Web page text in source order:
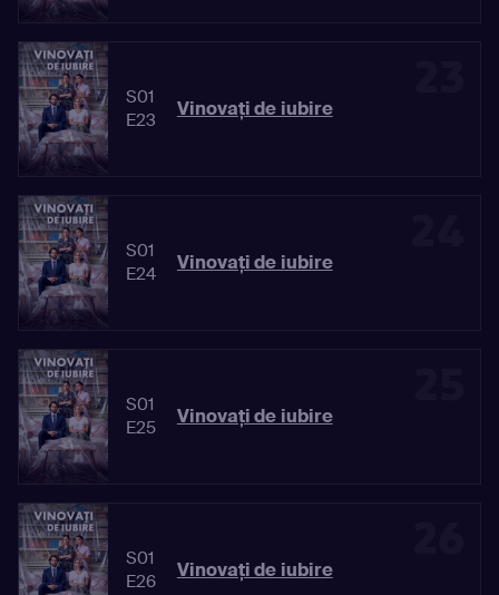
S01
E23
Vinovaţi de iubire
S01
E24
Vinovaţi de iubire
S01
E25
Vinovaţi de iubire
S01
E26
Vinovaţi de iubire